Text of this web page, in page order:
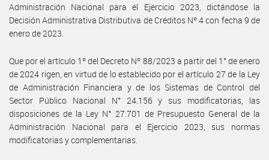
Administración Nacional para el Ejercicio 2023, dictándose la
Decisión Administrativa Distributiva de Créditos Nº 4 con fecha 9 de
enero de 2023.
Que por el artículo 1º del Decreto Nº 88/2023 a partir del 1° de enero
de 2024 rigen, en virtud de lo establecido por el artículo 27 de la Ley
de Administración Financiera y de los Sistemas de Control del
Sector Público Nacional N° 24.156 y sus modificatorias, las
disposiciones de la Ley N° 27.701 de Presupuesto General de la
Administración Nacional para el Ejercicio 2023, sus normas
modificatorias y complementarias.